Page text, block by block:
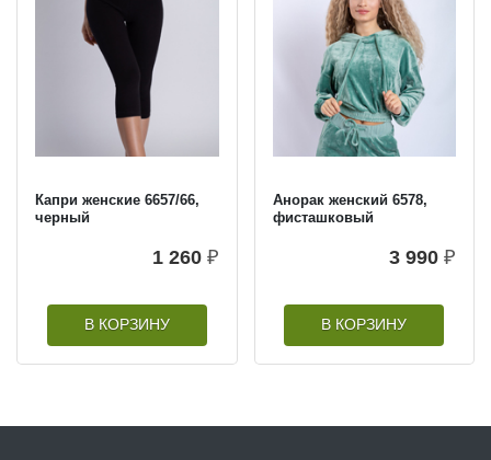
Капри женские 6657/66,
черный
1 260 ₽
В КОРЗИНУ
Анорак женский 6578,
фисташковый
3 990 ₽
В КОРЗИНУ